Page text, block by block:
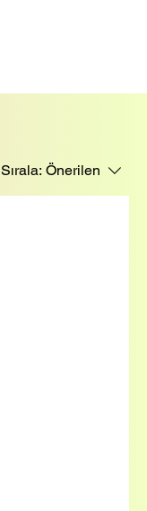
Sırala: Önerilen